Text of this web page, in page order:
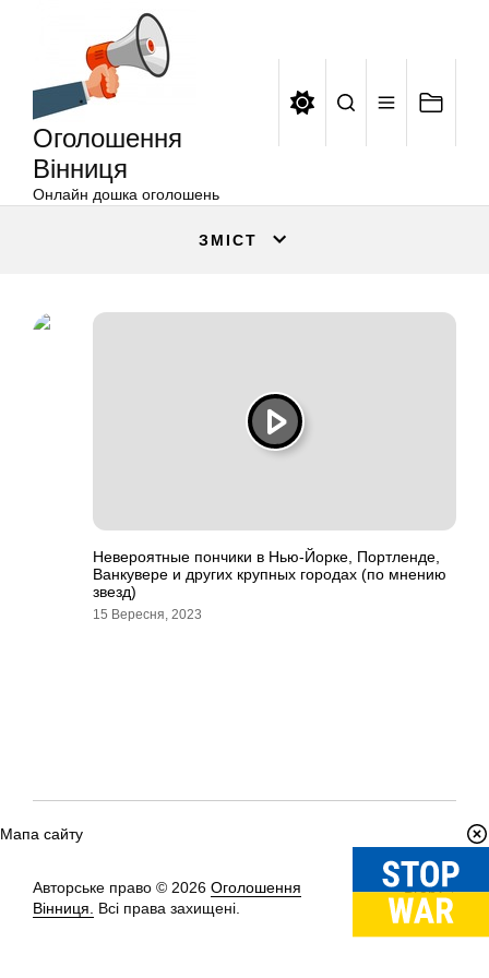
Оголошення
Вінниця
Онлайн дошка оголошень
ЗМІСТ
Невероятные пончики в Нью-Йорке, Портленде,
Ванкувере и других крупных городах (по мнению
звезд)
15 Вересня, 2023
Мапа сайту
Авторське право © 2026 Оголошення
Вінниця.
Всі права захищені.
Вгору